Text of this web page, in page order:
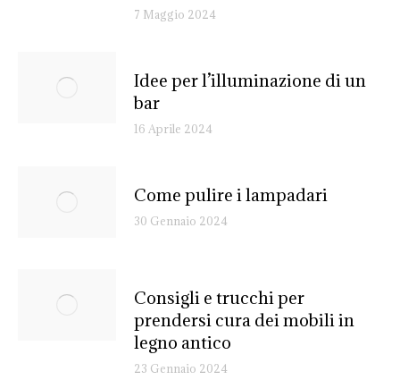
7 Maggio 2024
Idee per l’illuminazione di un
bar
16 Aprile 2024
Come pulire i lampadari
30 Gennaio 2024
Consigli e trucchi per
prendersi cura dei mobili in
legno antico
23 Gennaio 2024